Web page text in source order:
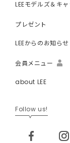
LEEモデルズ＆キ
プレゼント
LEEからのお知らせ
会員メニュー
about LEE
Follow us!